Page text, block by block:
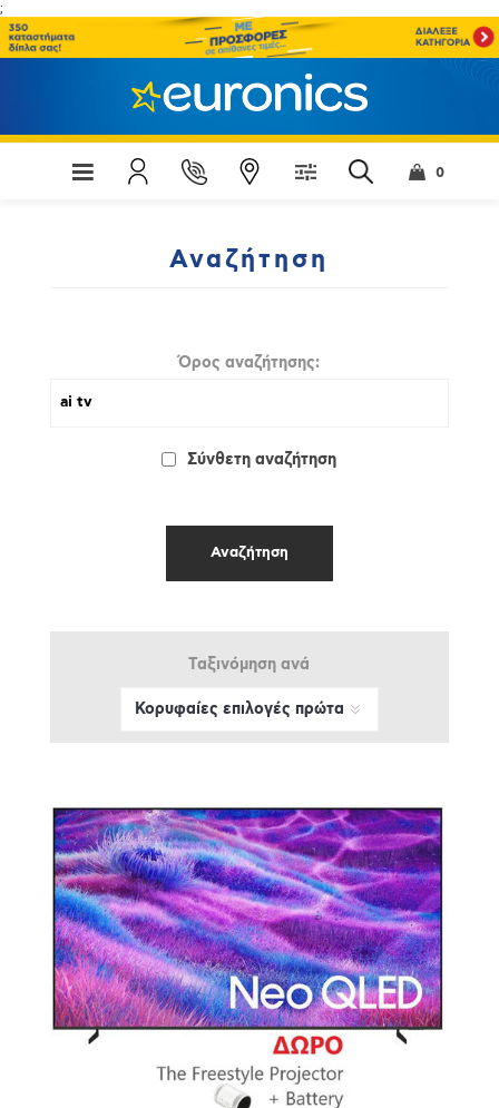
;
0
Αναζήτηση
Όρος αναζήτησης:
Σύνθετη αναζήτηση
Ταξινόμηση ανά